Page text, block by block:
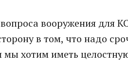
вопроса вооружения
в том, что надо
мы хотим иметь